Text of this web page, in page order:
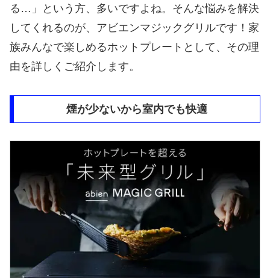
る…」という方、多いですよね。そんな悩みを解決
してくれるのが、アビエンマジックグリルです！家
族みんなで楽しめるホットプレートとして、その理
由を詳しくご紹介します。
煙が少ないから室内でも快適